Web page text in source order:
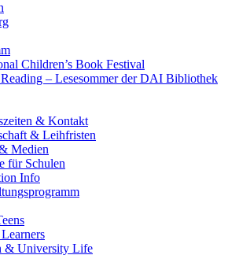
Children’s Book Festival
– Lesesommer der DAI Bibliothek
& Kontakt
& Leihfristen
Medien
für Schulen
Info
& University Life